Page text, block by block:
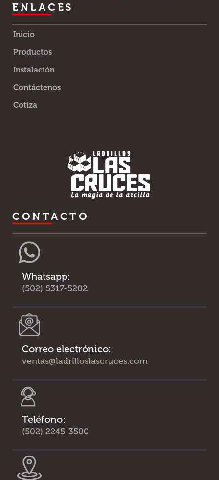
ENLACES
Inicio
Productos
Instalación
Contáctenos
Cotiza
CONTACTO
Whatsapp:
(502) 5317-5202
Correo electrónico:
ventas@ladrilloslascruces.com
Teléfono:
(502) 2245-3500